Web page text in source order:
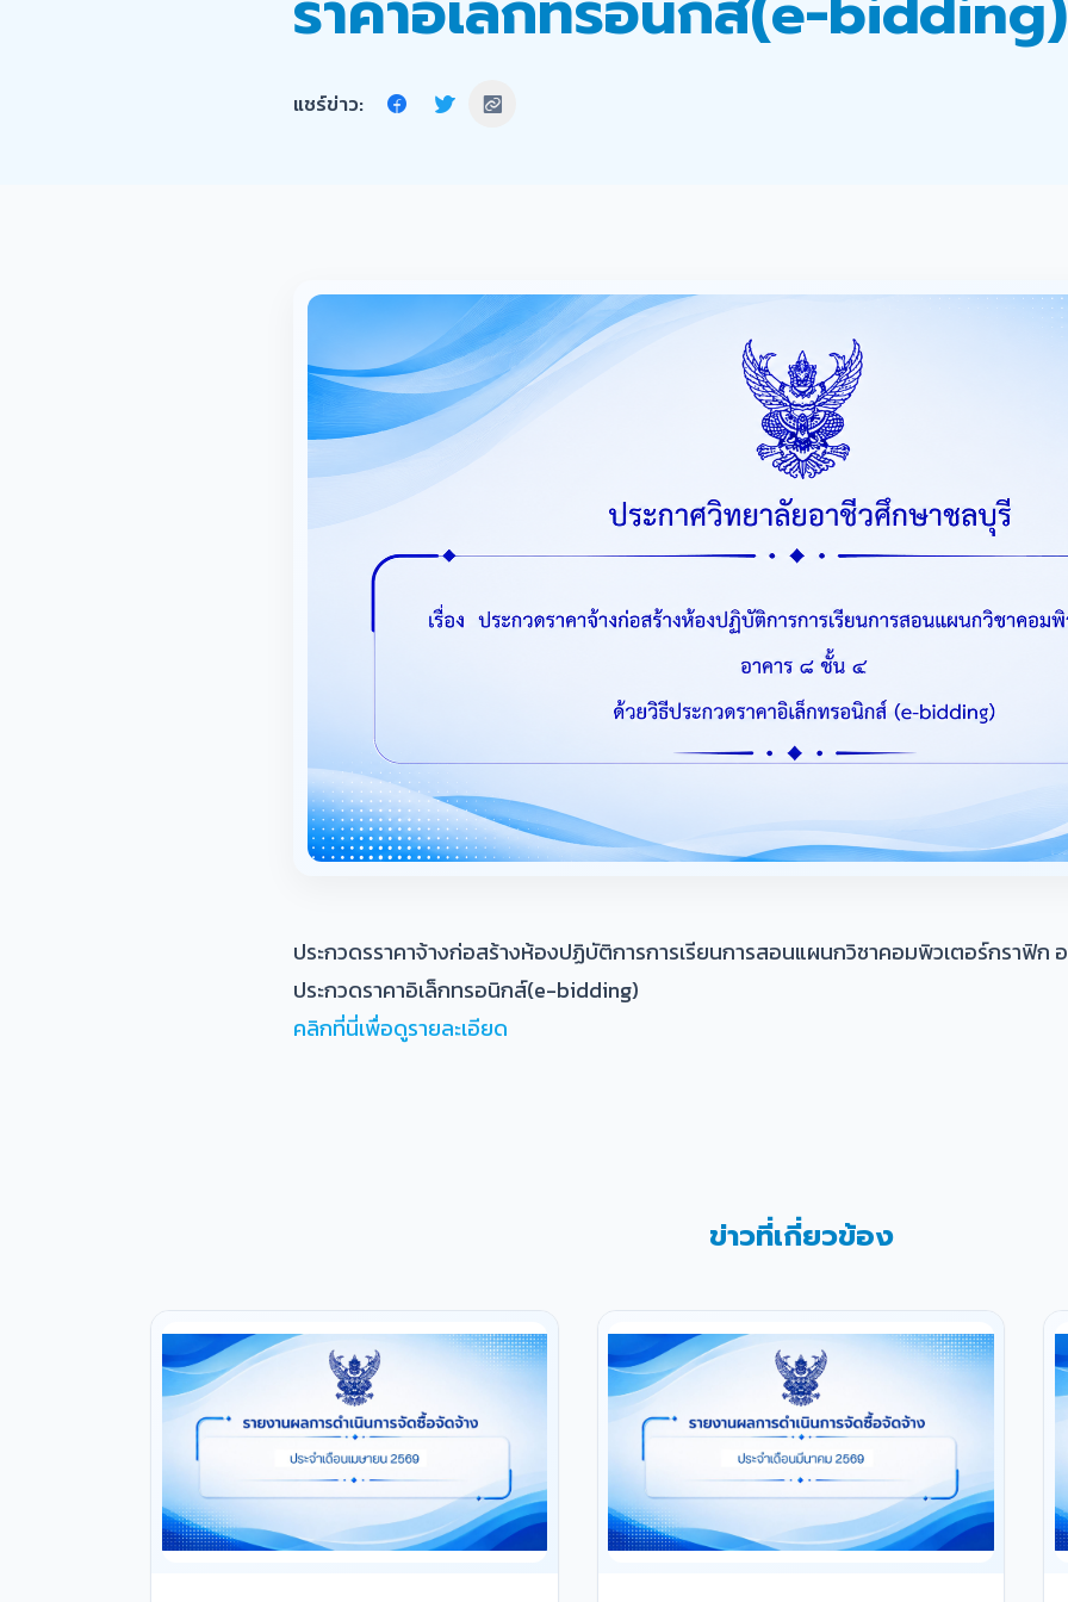
แชร์ข่าว:
ประกวดรราคาจ้างก่อสร้างห้องปฏิบัติการการเรียนการสอนแผนกวิชาคอมพิวเตอร์กราฟิก
ประกวดราคาอิเล็กทรอนิกส์(e-bidding)
คลิกที่นี่เพื่อดูรายละเอียด
ข่าวที่เกี่ยวข้อง